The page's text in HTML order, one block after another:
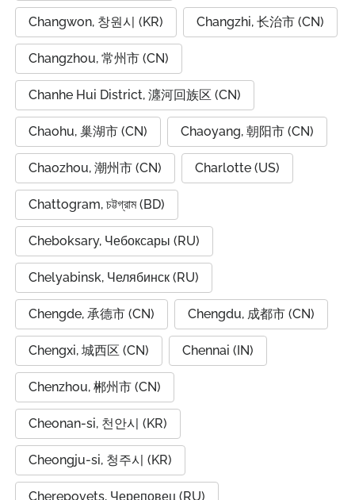
Changwon, 창원시 (KR) Changzhi, 长治市 (CN)
Changzhou, 常州市 (CN)
Chanhe Hui District, 瀍河回族区 (CN)
Chaohu, 巢湖市 (CN) Chaoyang, 朝阳市 (CN)
Chaozhou, 潮州市 (CN) Charlotte (US)
Chattogram, চট্টগ্রাম (BD)
Cheboksary, Чебоксары (RU)
Chelyabinsk, Челябинск (RU)
Chengde, 承德市 (CN) Chengdu, 成都市 (CN)
Chengxi, 城西区 (CN) Chennai (IN)
Chenzhou, 郴州市 (CN)
Cheonan-si, 천안시 (KR)
Cheongju-si, 청주시 (KR)
Cherepovets, Череповец (RU)